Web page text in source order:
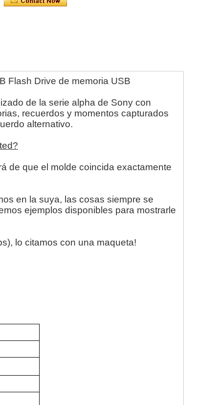
Flash Drive de memoria USB
de la serie alpha de Sony con
recuerdos y momentos capturados
alternativo.
de que el molde coincida exactamente
en la suya, las cosas siempre se
ejemplos disponibles para mostrarle
lo citamos con una maqueta!